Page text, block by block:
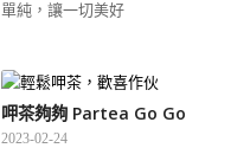
單純，讓一切美好
呷茶夠夠 Partea Go Go
2023-02-24